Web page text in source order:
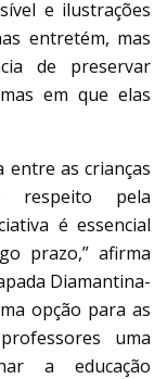
e ilustrações
entretém, mas
de preservar
em que elas
entre as crianças
respeito pela
é essencial
prazo,” afirma
Diamantina-
opção para as
uma
a educação